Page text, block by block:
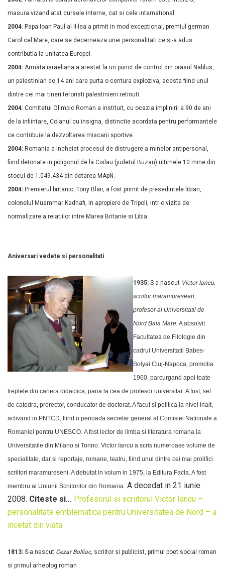
masura vizand atat cursele interne, cat si cele international.
2004: Papa Ioan Paul al II-lea a primit in mod exceptional, premiul german
Carol cel Mare, care se decerneaza unei personalitati ce si-a adus
contributia la unitatea Europei.
2004: Armata israeliana a arestat la un punct de control din orasul Nablus,
un palestinian de 14 ani care purta o centura exploziva, acesta fiind unul
dintre cei mai tineri teroristi palestinieni retinuti.
2004: Comitetul Olimpic Roman a instituit, cu ocazia implinirii a 90 de ani
de la infiintare, Colanul cu insigna, distinctie acordata pentru performantele
ce contribuie la dezvoltarea miscarii sportive.
2004: Romania a incheiat procesul de distrugere a minelor antipersonal,
fiind detonate in poligonul de la Cislau (judetul Buzau) ultimele 10 mine din
stocul de 1.049.434 din dotarea MApN.
2004: Premierul britanic, Tony Blair, a fost primit de presedintele libian,
colonelul Muammar Kadhafi, in apropiere de Tripoli, intr-o vizita de
normalizare a relatiilor intre Marea Britanie si Libia.
Aniversari vedete si personalitati
1935: S-a nascut Victor Iancu,
scriitor maramuresean,
profesor al Universitatii de
Nord Baia Mare. A absolvit
Facultatea de Filologie din
cadrul Universitatii Babes-
Bolyai Cluj-Napoca, promotia
1960, parcurgand apoi toate
treptele din cariera didactica, pana la cea de profesor universitar. A fost, sef
de catedra, prorector, conducator de doctorat. A facut si politica la nivel inalt,
activand in PNTCD, fiind o perioada secretar general al Comisiei Nationale a
Romaniei pentru UNESCO. A fost lector de limba si literatura romana la
Universitatile din Milano si Torino. Victor Iancu a scris numeroase volume de
specialitate, dar si reportaje, romane, teatru, fiind unul dintre cei mai prolifici
scriitori maramureseni. A debutat in volum in 1975, la Editura Facla. A fost
membru al Uniunii Scriitorilor din Romania. A decedat in 21 iunie
2008. Citeste si… Profesorul si scriitorul Victor Iancu –
personalitate emblematica pentru Universitatea de Nord – a
incetat din viata
1813: S-a nascut Cezar Bolliac, scriitor si publicist, primul poet social roman
si primul arheolog roman .